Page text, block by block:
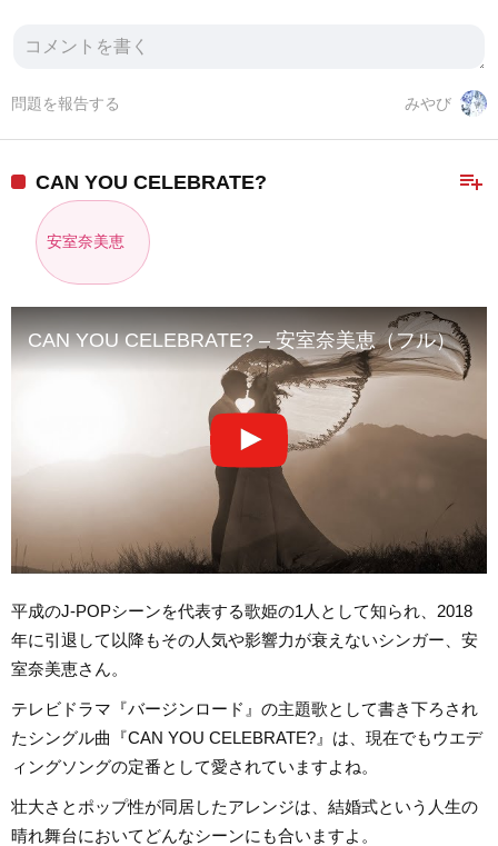
みやび
問題を報告する
playlist_add
CAN YOU CELEBRATE?
安室奈美恵
CAN YOU CELEBRATE? – 安室奈美恵（フル）
平成のJ-POPシーンを代表する歌姫の1人として知られ、2018
年に引退して以降もその人気や影響力が衰えないシンガー、安
室奈美恵さん。
テレビドラマ『バージンロード』の主題歌として書き下ろされ
たシングル曲『CAN YOU CELEBRATE?』は、現在でもウエデ
ィングソングの定番として愛されていますよね。
壮大さとポップ性が同居したアレンジは、結婚式という人生の
晴れ舞台においてどんなシーンにも合いますよ。